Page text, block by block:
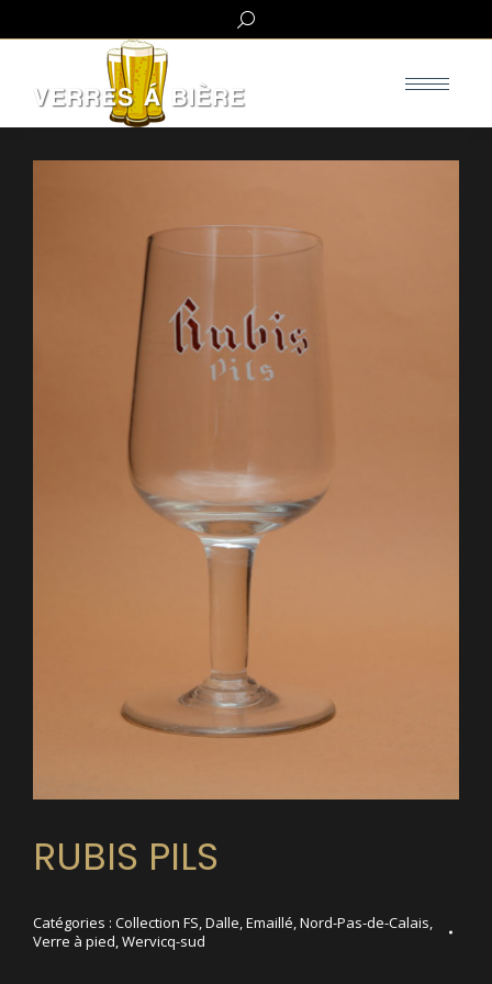
Search:
RUBIS PILS
Catégories : Collection FS,Dalle,Emaillé,Nord-Pas-de-Calais,
Verre à pied,Wervicq-sud